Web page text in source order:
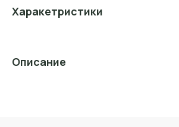
Харакетристики
Описание